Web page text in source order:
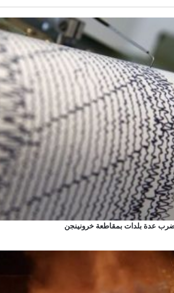
عدة بلدات بمقاطعة خرونينجن